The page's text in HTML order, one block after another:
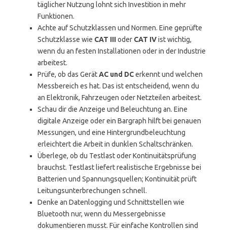
täglicher Nutzung lohnt sich Investition in mehr
Funktionen.
Achte auf Schutzklassen und Normen. Eine geprüfte
Schutzklasse wie CAT IIIoder CAT IVist wichtig,
wenn du an festen Installationen oder in der Industrie
arbeitest.
Prüfe, ob das GerätAC und DCerkennt und welchen
Messbereich es hat. Das ist entscheidend, wenn du
an Elektronik, Fahrzeugen oder Netzteilen arbeitest.
Schau dir die Anzeige und Beleuchtung an. Eine
digitale Anzeige oder ein Bargraph hilft bei genauen
Messungen, und eine Hintergrundbeleuchtung
erleichtert die Arbeit in dunklen Schaltschränken.
Überlege, ob du Testlast oder Kontinuitätsprüfung
brauchst. Testlast liefert realistische Ergebnisse bei
Batterien und Spannungsquellen; Kontinuität prüft
Leitungsunterbrechungen schnell.
Denke an Datenlogging und Schnittstellen wie
Bluetooth nur, wenn du Messergebnisse
dokumentieren musst. Für einfache Kontrollen sind